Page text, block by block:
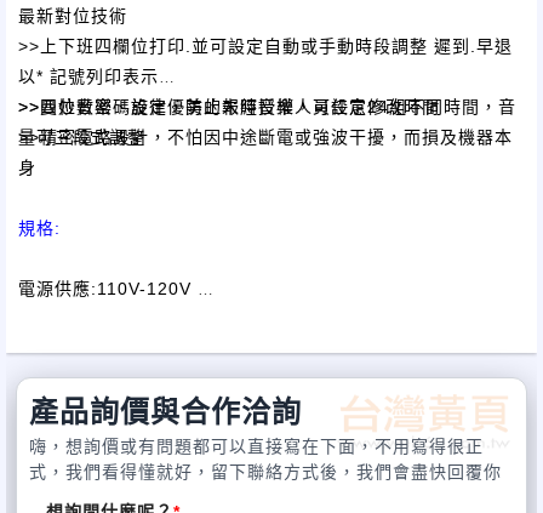
最新對位技術
>> 上下班四欄位打印.並可設定自動或手動時段調整 遲到.早退
以* 記號列印表示
>>曼妙音樂、旋律優美的報時音樂，可設定24組不同時間，音
量可三段式調整
>>四位數密碼設定，防止未經授權人員任意修改時間
>>精密電路設計，不怕因中途斷電或強波干擾，而損及機器本
身
規格:
電源供應:110V-120V
停電記憶:設定資料可保存3年以上
印字方式:ALPS印字器 .藍色印字
機台尺寸:95mm*160mm*187mm
機台重量:1.1Kg
產品詢價與合作洽詢
嗨，想詢價或有問題都可以直接寫在下面，不用寫得很正
式，我們看得懂就好，留下聯絡方式後，我們會盡快回覆你